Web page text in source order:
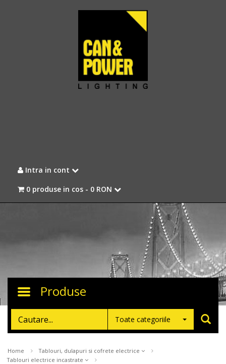
Intra in cont
0 produse in cos - 0 RON
Toggle
Produse
Toate categoriile
Home
Tablouri, dulapuri si cofrete electrice
Tablouri electrice incastrate